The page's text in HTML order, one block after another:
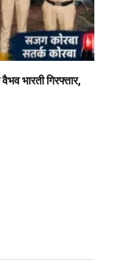
भारती गिरफ्तार,